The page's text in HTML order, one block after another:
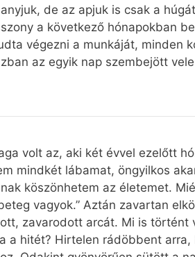
de az apjuk is csak a
a következő hónapokban
végezni a munkáját, minden
az egyik nap szembejött
volt az, aki két évvel ezelőtt
mindkét lábamat, öngyilkos
köszönhetem az életemet.
vagyok.” Aztán zavartan
zavarodott arcát. Mi is történt
a hitét? Hirtelen rádöbbent arra,